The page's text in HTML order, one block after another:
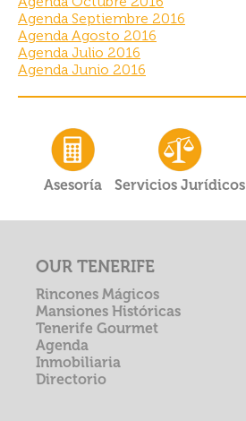
Agenda Septiembre 2016
Agenda Agosto 2016
Agenda Julio 2016
Agenda Junio 2016
Asesoría Servicios Jurídicos
OUR TENERIFE
Rincones Mágicos
Mansiones Históricas
Tenerife Gourmet
Agenda
Inmobiliaria
Directorio